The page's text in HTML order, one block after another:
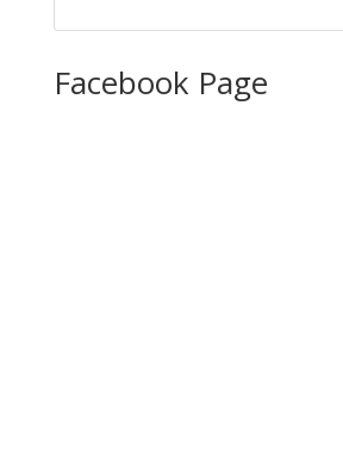
Facebook Page